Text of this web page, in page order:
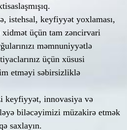
istehsal, keyfiyyət yoxlaması,
xidmət üçün tam zəncirvari
məmnuniyyətlə
üçün xüsusi
etməyi səbirsizliklə
keyfiyyət, innovasiya və
biləcəyimizi müzakirə etmək
saxlayın.